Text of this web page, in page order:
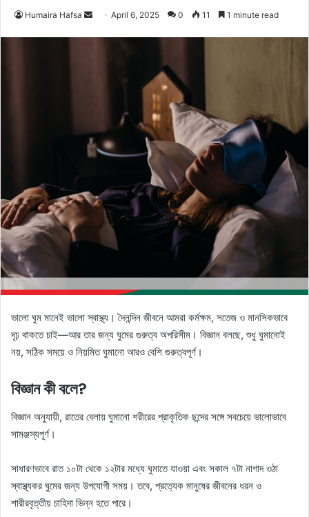
Humaira Hafsa
SendApril 6, 2025 0 11 1 minute read
ভালো ঘুম মানেই ভালো স্বাস্থ্য। দৈনন্দিন জীবনে আমরা কর্মক্ষম, সতেজ ও মানসিকভাবে
দৃঢ় থাকতে চাই—আর তার জন্য ঘুমের গুরুত্ব অপরিসীম। বিজ্ঞান বলছে, শুধু ঘুমানোই
নয়, সঠিক সময়ে ও নিয়মিত ঘুমানো আরও বেশি গুরুত্বপূর্ণ।
বিজ্ঞান কী বলে?
বিজ্ঞান অনুযায়ী, রাতের বেলায় ঘুমানো শরীরের প্রাকৃতিক ছন্দের সঙ্গে সবচেয়ে ভালোভাবে
সামঞ্জস্যপূর্ণ।
সাধারণভাবে রাত ১০টা থেকে ১২টার মধ্যে ঘুমাতে যাওয়া এবং সকাল ৭টা নাগাদ ওঠা
স্বাস্থ্যকর ঘুমের জন্য উপযোগী সময়। তবে, প্রত্যেক মানুষের জীবনের ধরন ও
শারীরবৃত্তীয় চাহিদা ভিন্ন হতে পারে।